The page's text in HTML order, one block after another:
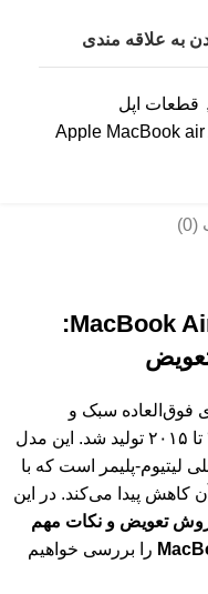
به علاقه مندی
, قطعات اپل
راهنمای جامع باتری MacBook Air A1465:
فوق‌العاده سبک و
قابل‌حمل اپل است که در سال‌های ۲۰۱۲ تا ۲۰۱۵ تولید شد. این مدل
لیتیوم-پلیمر است که با
کاهش پیدا می‌کند. در این
تعویض و نکات مهم
را بررسی خواهیم